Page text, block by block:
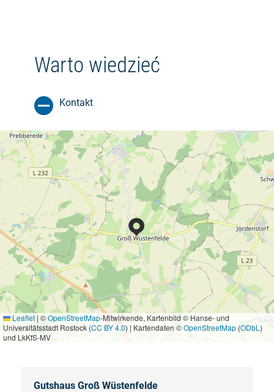
Warto wiedzieć
Kontakt
Leaflet | ©OpenStreetMap-Mitwirkende, Kartenbild © Hanse- und
Universitätsstadt Rostock (CC BY 4.0) | Kartendaten ©OpenStreetMap (ODbL )
und LkKfS-MV
Gutshaus Groß Wüstenfelde